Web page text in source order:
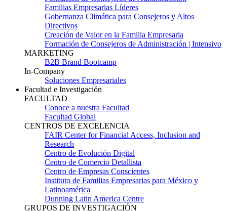
Familias Empresarias Líderes
Gobernanza Climática para Consejeros y Altos
Directivos
Creación de Valor en la Familia Empresaria
Formación de Consejeros de Administración | Intensivo
MARKETING
B2B Brand Bootcamp
In-Company
Soluciones Empresariales
Facultad e Investigación
FACULTAD
Conoce a nuestra Facultad
Facultad Global
CENTROS DE EXCELENCIA
FAIR Center for Financial Access, Inclusion and
Research
Centro de Evolución Digital
Centro de Comercio Detallista
Centro de Empresas Conscientes
Instituto de Familias Empresarias para México y
Latinoamérica
Dunning Latin America Centre
GRUPOS DE INVESTIGACIÓN